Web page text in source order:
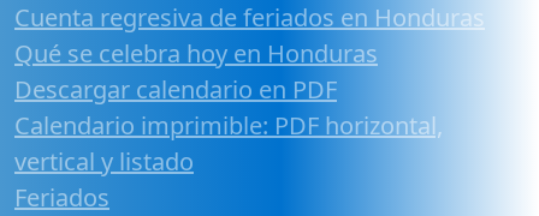
Cuenta regresiva de feriados en Honduras
Qué se celebra hoy en Honduras
Descargar calendario en PDF
Calendario imprimible: PDF horizontal,
vertical y listado
Feriados